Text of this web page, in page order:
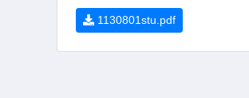
1130801stu.pdf